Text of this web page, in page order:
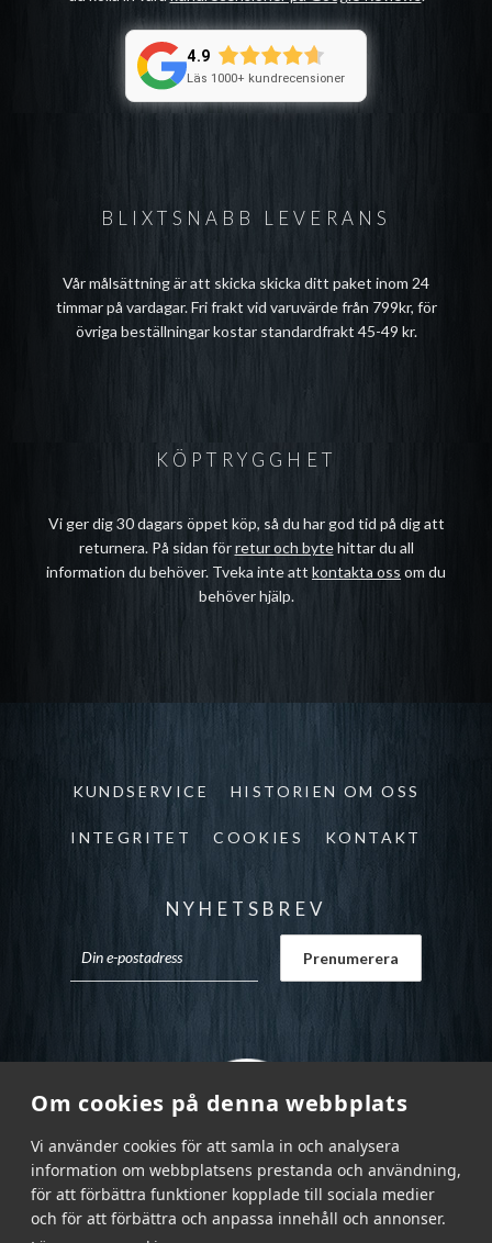
Om cookies på denna webbplats
Vi använder cookies för att samla in och analysera
information om webbplatsens prestanda och användning,
för att förbättra funktioner kopplade till sociala medier
och för att förbättra och anpassa innehåll och annonser.
BLIXTSNABB LEVERANS
Vår målsättning är att skicka skicka ditt paket inom 24
timmar på vardagar. Fri frakt vid varuvärde från 799kr, för
övriga beställningar kostar standardfrakt 45-49 kr.
4.9
Läs 1000+ kundrecensioner
KÖPTRYGGHET
Vi ger dig 30 dagars öppet köp, så du har god tid på dig att
returnera. På sidan förretur och bytehittar du all
information du behöver. Tveka inte att kontakta oss om du
behöver hjälp.
KUNDSERVICE HISTORIEN OM OSS
INTEGRITET COOKIES KONTAKT
NYHETSBREV